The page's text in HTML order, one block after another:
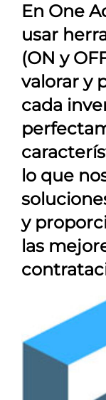
En One
usar
(ON y
valorar y
cada
lo que
y
las